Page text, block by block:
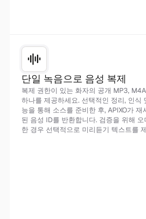
단일 녹음으로 음성 복제
복제 권한이 있는 화자의 공개 MP3,
하나를 제공하세요. 선택적인 정리, 인식
능을 통해 소스를 준비한 후, APIXO가 재
된 음성 ID를 반환합니다. 검증을 위해
한 경우 선택적으로 미리듣기 텍스트를